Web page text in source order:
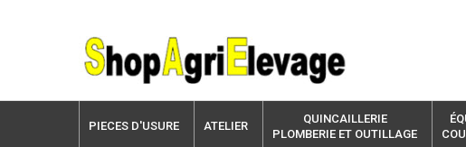
PIECES D'USURE ATELIER
QUINCAILLERIE
PLOMBERIE ET OUTILLAGE